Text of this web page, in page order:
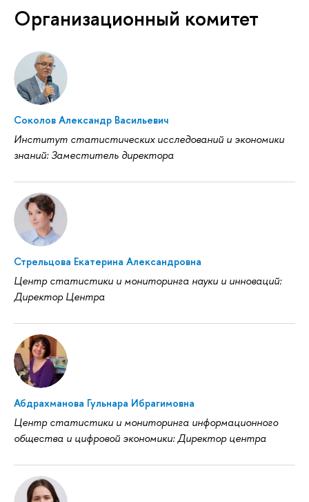
Организационный комитет
Соколов Александр Васильевич
Институт статистических исследований и экономики
знаний: Заместитель директора
Стрельцова Екатерина Александровна
Центр статистики и мониторинга науки и инноваций:
Директор Центра
Абдрахманова Гульнара Ибрагимовна
Центр статистики и мониторинга информационного
общества и цифровой экономики: Директор центра